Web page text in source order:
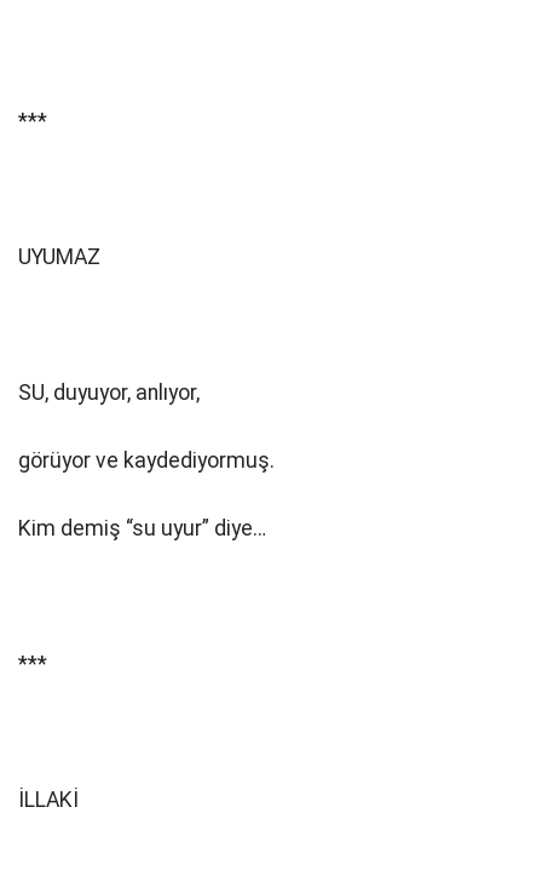
***
UYUMAZ
SU, duyuyor, anlıyor,
görüyor ve kaydediyormuş.
Kim demiş “su uyur” diye…
***
İLLAKİ